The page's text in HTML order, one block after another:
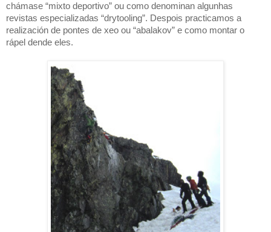
chámase “mixto deportivo” ou como denominan algunhas
revistas especializadas “drytooling”. Despois practicamos a
realización de pontes de xeo ou “abalakov” e como montar o
rápel dende eles.